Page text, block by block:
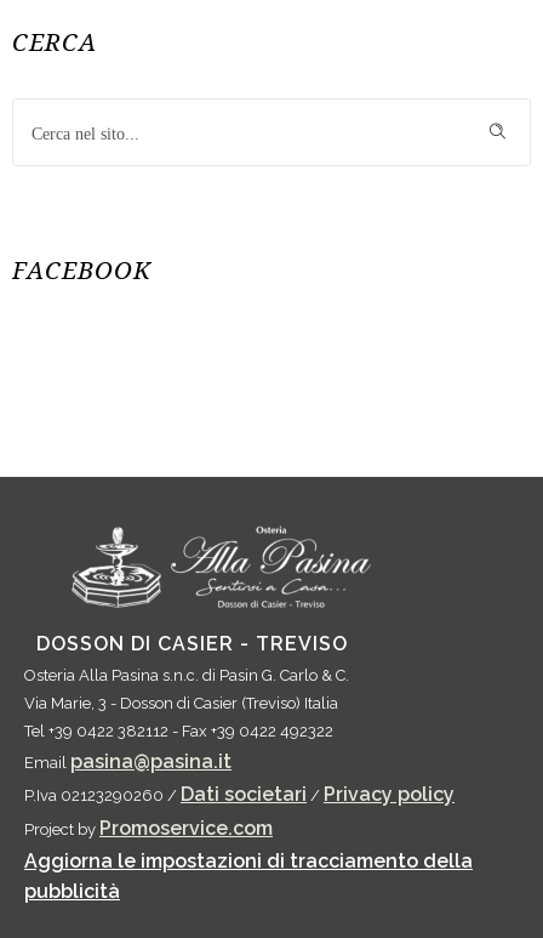
CERCA
FACEBOOK
DOSSON DI CASIER - TREVISO
Osteria Alla Pasina s.n.c. di Pasin G. Carlo & C.
Via Marie, 3 - Dosson di Casier (Treviso) Italia
Tel +39 0422 382112 - Fax +39 0422 492322
Email pasina@pasina.it
P.Iva 02123290260 / Dati societari / Privacy policy
Project by Promoservice.com
Aggiorna le impostazioni di tracciamento della
pubblicità